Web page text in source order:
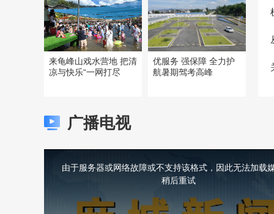
来龟峰山戏水营地 把清
凉与快乐“一网打尽
优服务 强保障 全力护
航暑期驾考高峰
广播电视
This
由于服务器或网络故障或不支持该格式，因此无法加载
稍后重试